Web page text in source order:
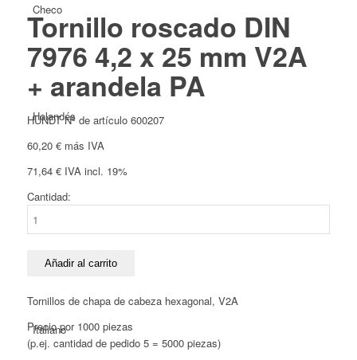
Checo
Holandés
Francés
Italiano
Tornillo roscado DIN
7976 4,2 x 25 mm V2A
+ arandela PA
HUNDT Nº de artículo 600207
60,20 €más IVA
71,64 €IVA incl. 19%
Cantidad:
7976
x
mm
V2A
Añadir al carrito
Tornillos de chapa de cabeza hexagonal, V2A
Precio por 1000 piezas
(p.ej. cantidad de pedido 5 = 5000 piezas)